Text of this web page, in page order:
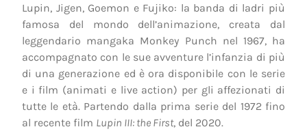
Lupin, Jigen, Goemon e Fujiko: la banda di ladri più
famosa del mondo dell’animazione, creata dal
leggendario mangaka Monkey Punch nel 1967, ha
accompagnato con le sue avventure l’infanzia di più
di una generazione ed è ora disponibile con le serie
e i film (animati e live action) per gli affezionati di
tutte le età. Partendo dalla prima serie del 1972 fino
al recente film Lupin III: the First, del 2020.